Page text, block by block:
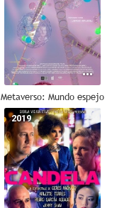
Metaverso: Mundo espejo
--
2019